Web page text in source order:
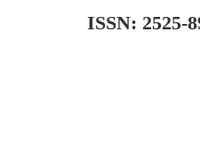
ISSN: 2525-